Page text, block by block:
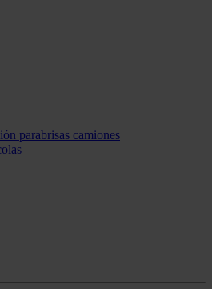
parabrisas camiones